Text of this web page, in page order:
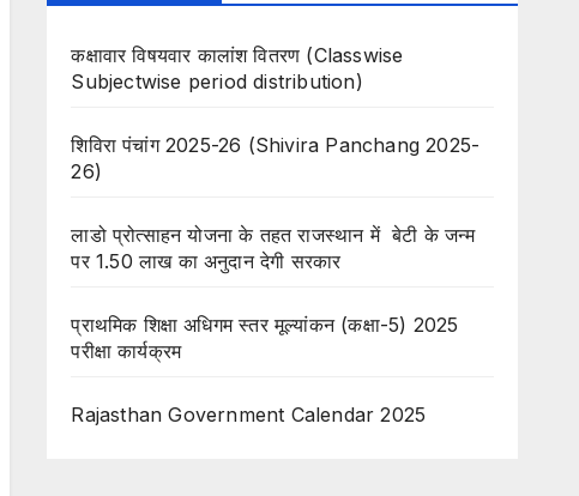
कक्षावार विषयवार कालांश वितरण (Classwise
Subjectwise period distribution)
शिविरा पंचांग 2025-26 (Shivira Panchang 2025-
26)
लाडो प्रोत्साहन योजना के तहत राजस्थान में बेटी के जन्म
पर 1.50 लाख का अनुदान देगी सरकार
प्राथमिक शिक्षा अधिगम स्तर मूल्यांकन (कक्षा-5) 2025
परीक्षा कार्यक्रम
Rajasthan Government Calendar 2025